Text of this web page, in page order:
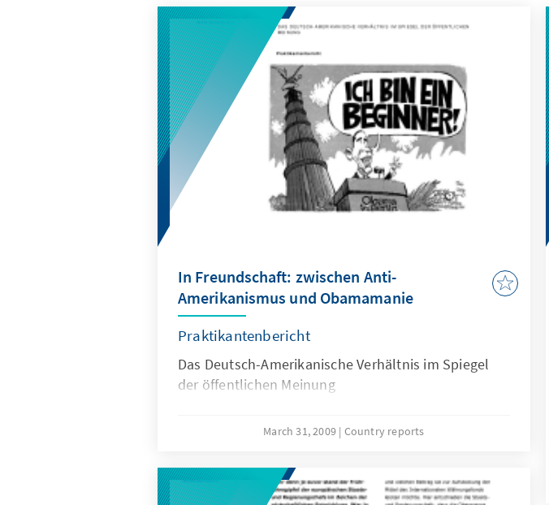
In Freundschaft: zwischen Anti-
Amerikanismus und Obamamanie
Praktikantenbericht
Das Deutsch-Amerikanische Verhältnis im Spiegel
der öffentlichen Meinung
March 31, 2009 Country reports